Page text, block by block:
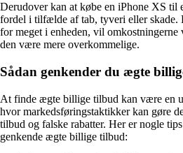
Derudover kan at købe en iPhone XS til
fordel i tilfælde af tab, tyveri eller skade.
for meget i enheden, vil omkostningerne
den være mere overkommelige.
Sådan genkender du ægte
At finde ægte billige tilbud kan være en
hvor markedsføringstaktikker kan gøre
tilbud og falske rabatter. Her er nogle
genkende ægte billige tilbud: